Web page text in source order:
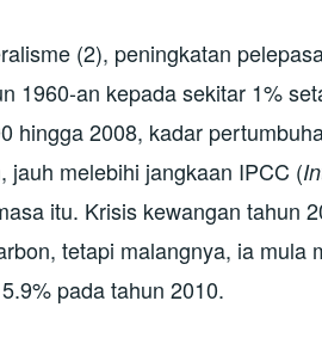
(2), peningkatan
1960-an kepada sekitar 1%
hingga 2008, kadar
jauh melebihi jangkaan IPCC (
itu. Krisis kewangan tahun
tetapi malangnya, ia mula
pada tahun 2010.